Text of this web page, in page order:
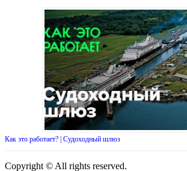
Как это работает? | Cудоходный шлюз
Copyright © All rights reserved.